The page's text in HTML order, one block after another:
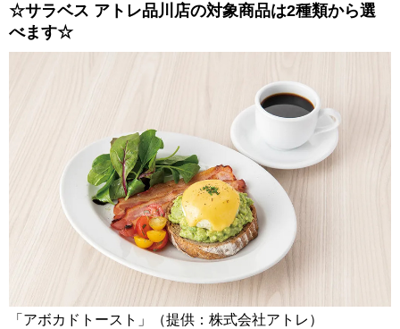
☆サラベス アトレ品川店の対象商品は2種類から選
べます☆
「アボカドトースト」（提供：株式会社アトレ）